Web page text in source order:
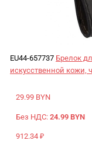
EU44-657737 Брелок
искусственной кожи,
29.99 BYN
Без НДС: 24.99 BYN
912.34 ₽